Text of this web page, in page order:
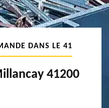
DANS LE 41
41200